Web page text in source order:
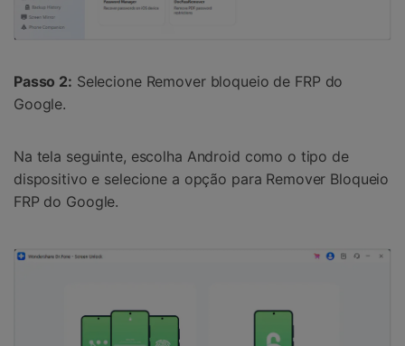
Passo 2: Selecione Remover bloqueio de FRP do
Google.
Na tela seguinte, escolha Android como o tipo de
dispositivo e selecione a opção para Remover Bloqueio
FRP do Google.